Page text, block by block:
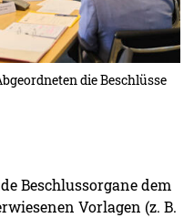
die Beschlüsse
Beschlussorgane dem
Vorlagen (z. B.